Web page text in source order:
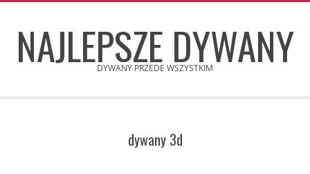
contentNAJLEPSZE DYWANY
DYWANY PRZEDE WSZYSTKIM
dywany 3d